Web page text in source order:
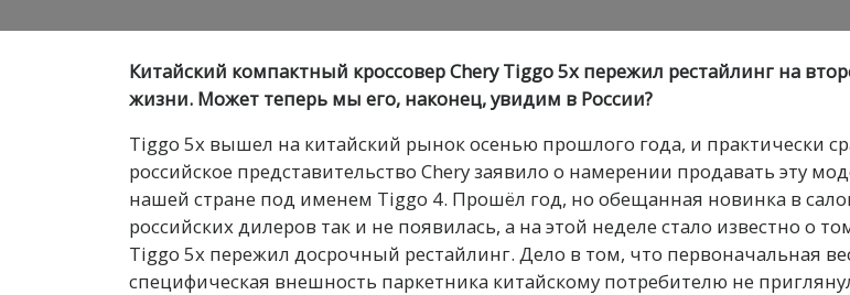
Китайский компактный кроссовер Chery Tiggo 5x пережил рестайлинг на
жизни. Может теперь мы его, наконец, увидим в России?
Tiggo 5x вышел на китайский рынок осенью прошлого года, и практически
российское представительство Chery заявило о намерении продавать эту
нашей стране под именем Tiggo 4. Прошёл год, но обещанная новинка в
российских дилеров так и не появилась, а на этой неделе стало известно о
Tiggo 5x пережил досрочный рестайлинг. Дело в том, что первоначальная
специфическая внешность паркетника китайскому потребителю не